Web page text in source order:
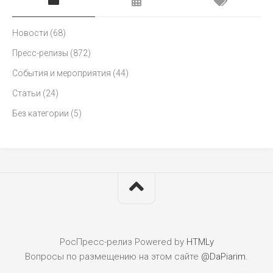
Новости (68)
Пресс-релизы (872)
События и мероприятия (44)
Статьи (24)
Без категории (5)
РосПресс-релиз Powered by HTMLy
Вопросы по размещению на этом сайте @DaPiarim.